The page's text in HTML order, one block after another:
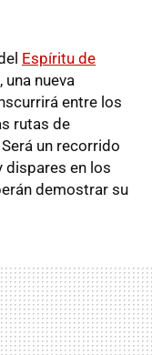
Espíritu de
, una nueva
entre los
rutas de
un recorrido
dispares en los
demostrar su